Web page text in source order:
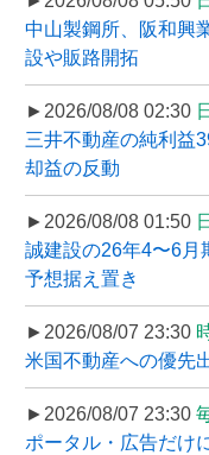
中山製鋼所、阪和興
設や販路開拓
►2026/08/08 02:30
三井不動産の純利益
却益の反動
►2026/08/08 01:50
誠建設の26年4〜6月
予想据え置き
►2026/08/07 23:30
米国不動産への優先
►2026/08/07 23:30
ポータル・広告だけ